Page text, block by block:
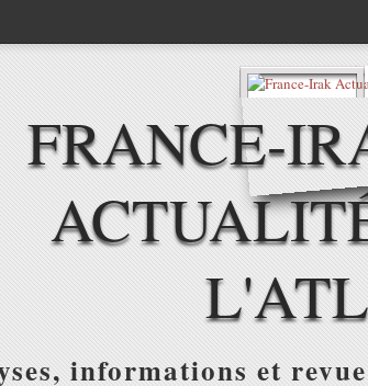
FRANCE-
informations et